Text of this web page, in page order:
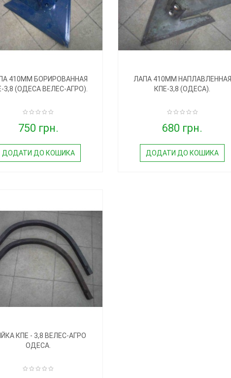
410ММ БОРИРОВАННАЯ
3,8 (ОДЕСА ВЕЛЕС-АГРО).
750 грн.
ДОДАТИ ДО КОШИКА
ЛАПА 410ММ НАПЛАВЛЕННАЯ
КПЕ-3,8 (ОДЕСА).
680 грн.
ДОДАТИ ДО КОШИКА
КПЕ - 3,8 ВЕЛЕС-АГРО
ОДЕСА.